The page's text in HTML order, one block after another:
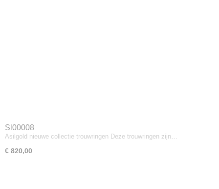
Sl00008
Asilgold nieuwe collectie trouwringen Deze trouwringen zijn…
€ 820,00